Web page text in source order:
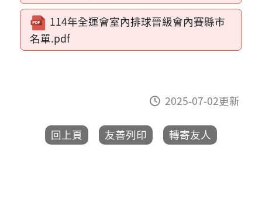
114年全運會室內排球晉級會內賽縣市
名單.pdf
2025-07-02更新